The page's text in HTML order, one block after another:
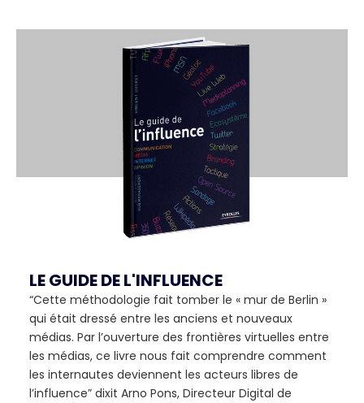
LE GUIDE DE L'INFLUENCE
“Cette méthodologie fait tomber le « mur de Berlin »
qui était dressé entre les anciens et nouveaux
médias. Par l’ouverture des frontières virtuelles entre
les médias, ce livre nous fait comprendre comment
les internautes deviennent les acteurs libres de
l’influence” dixit Arno Pons, Directeur Digital de